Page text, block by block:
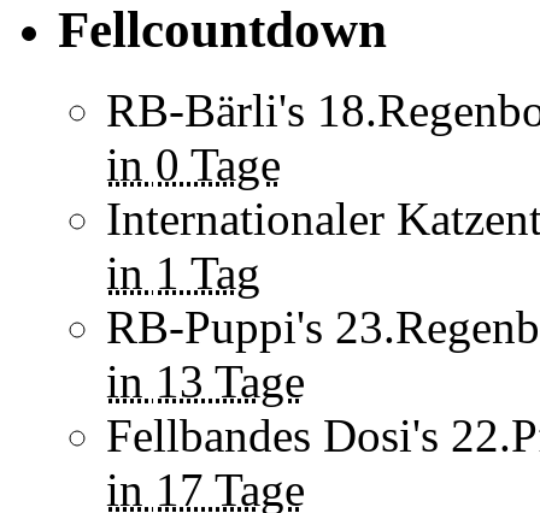
Fellcountdown
RB-Bärli's
in 0 Tage
Internationaler
in 1 Tag
RB-Puppi's
in 13 Tage
Fellbandes Dosi's
in 17 Tage